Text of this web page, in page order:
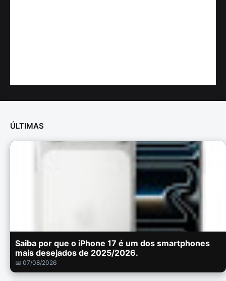
ÚLTIMAS
Saiba por que o iPhone 17 é um dos smartphones
mais desejados de 2025/2026.
📅 07/08/2026